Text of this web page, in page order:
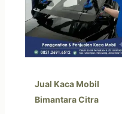
Jual Kaca Mobil
Bimantara Citra